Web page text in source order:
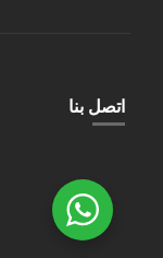
اتصل بنا